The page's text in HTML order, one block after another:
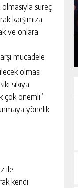
süreç
karşımıza
ve onlara
mücadele
olması
sıkıya
çok önemli”
yönelik
ile
kendi
MESLEK
VE